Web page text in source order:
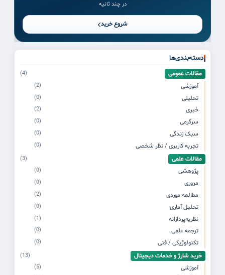
در چند ثانیه
شروع خرید
دسته‌بندی‌ها
مقالات عمومی (4)
آموزشی (2)
تحلیلی (0)
خبری (2)
سرگرمی (0)
سبک زندگی (0)
تجربه کاربری / نظر شخصی (0)
مقالات علمی (3)
پژوهشی (0)
مروری (0)
مطالعه موردی (2)
تحلیل آماری (0)
نظریه‌پردازانه (1)
ترجمه علمی (0)
تکنولوژیکی / فنی (0)
خرید شارژ و خدمات دیجیتال (13)
آموزشی (5)